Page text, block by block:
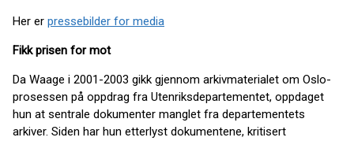
Her er pressebilder for media
Fikk prisen for mot
Da Waage i 2001-2003 gikk gjennom arkivmaterialet om Oslo-
prosessen på oppdrag fra Utenriksdepartementet, oppdaget
hun at sentrale dokumenter manglet fra departementets
arkiver. Siden har hun etterlyst dokumentene, kritisert